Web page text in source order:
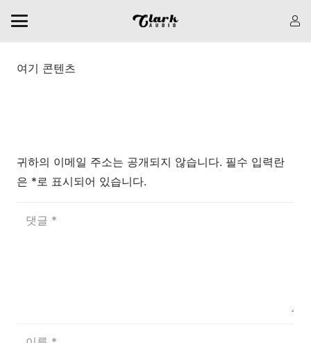
여기 콘텐츠
귀하의 이메일 주소는 공개되지 않습니다. 필수 입력란
은 *로 표시되어 있습니다.